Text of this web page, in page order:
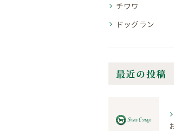
チワワ
ドッグラン
最近の投稿